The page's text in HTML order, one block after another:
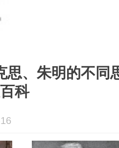
思、朱明的不同
科